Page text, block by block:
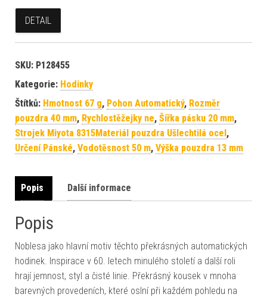
DETAIL
SKU: P128455
Kategorie: Hodinky
Štítků: Hmotnost 67 g, Pohon Automatický, Rozměr
pouzdra 40 mm, Rychlostěžejky ne, Šířka pásku 20 mm,
Strojek Miyota 8315Materiál pouzdra Ušlechtilá ocel,
Určení Pánské, Vodotěsnost 50 m, Výška pouzdra 13 mm
Popis Další informace
Popis
Noblesa jako hlavní motiv těchto překrásných automatických
hodinek. Inspirace v 60. letech minulého století a další roli
hrají jemnost, styl a čisté linie. Překrásný kousek v mnoha
barevných provedeních, které oslní při každém pohledu na